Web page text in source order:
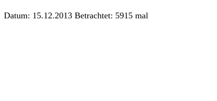
Datum: 15.12.2013 Betrachtet: 5915 mal